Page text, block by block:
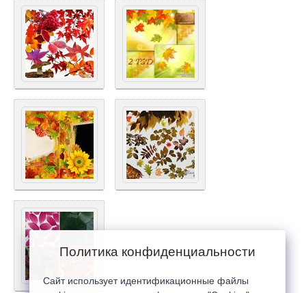
Политика конфиденциальности
Сайт использует идентификационные файлы